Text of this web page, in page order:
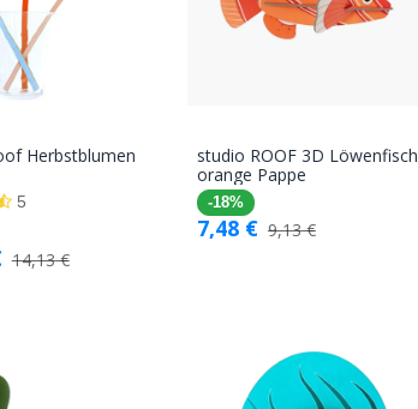
Herbstblumen
5
14,13€
In den
studio ROOF 3D Löwenfisch
orange Pappe
-18%
7,48€ 9,13€